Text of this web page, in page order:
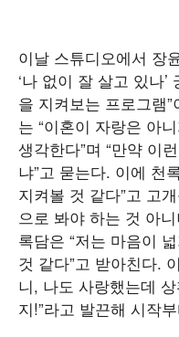
이날 스튜디오에서 장
‘나 없이 잘 살고 있나
을 지켜보는 프로그램
는 “이혼이 자랑은 아
생각한다”며 “만약 이
냐”고 묻는다. 이에 천
지켜볼 것 같다”고 고
으로 봐야 하는 것 아
록담은 “저는 마음이
것 같다”고 받아친다.
니, 나도 사랑했는데
지!”라고 발끈해 시작